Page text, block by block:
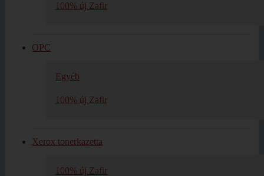
100% új Zafir
OPC
Egyéb
100% új Zafir
Xerox tonerkazetta
100% új Zafir